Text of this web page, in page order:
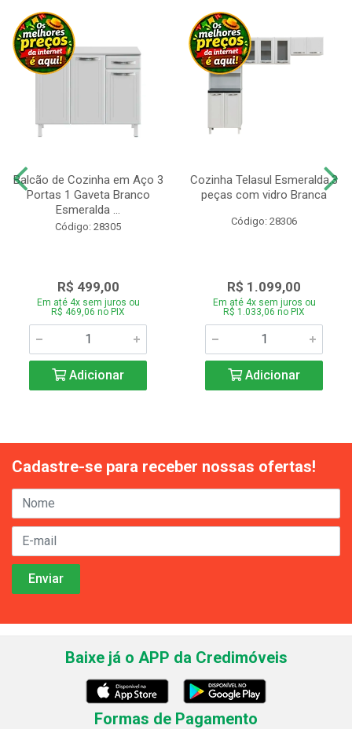
Balcão de Cozinha em Aço 3
Portas 1 Gaveta Branco
Esmeralda ...
Código: 28305
R$ 499,00
Em até 4x sem juros ou
R$ 469,06 no PIX
Adicionar
Cozinha Telasul Esmeralda.3
peças com vidro Branca
Código: 28306
R$ 1.099,00
Em até 4x sem juros ou
R$ 1.033,06 no PIX
Adicionar
Cadastre-se para receber nossas ofertas!
Baixe já o APP da Credimóveis
Formas de Pagamento